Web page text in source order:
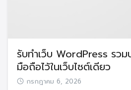
รับทำเว็บ WordPress รวม
มือถือไว้ในเว็บไซต์เดียว
กรกฎาคม 6, 2026